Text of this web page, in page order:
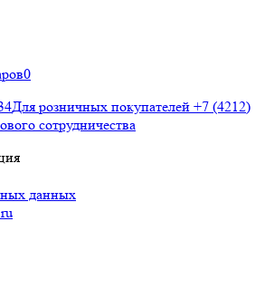
0
Для розничных покупателей +7 (4212)
сотрудничества
данных